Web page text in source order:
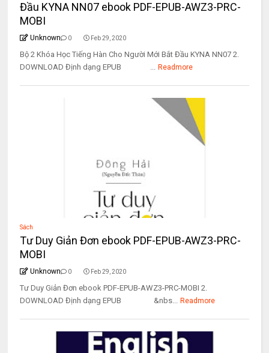
Đầu KYNA NN07 ebook PDF-EPUB-AWZ3-PRC-
MOBI
Unknown 0 Feb 29, 2020
Bộ 2 Khóa Học Tiếng Hàn Cho Người Mới Bắt Đầu KYNA NN07 2.
DOWNLOAD Định dạng EPUB ... Readmore
Sách
Tư Duy Giản Đơn ebook PDF-EPUB-AWZ3-PRC-
MOBI
Unknown 0 Feb 29, 2020
Tư Duy Giản Đơn ebook PDF-EPUB-AWZ3-PRC-MOBI 2.
DOWNLOAD Định dạng EPUB &nbs... Readmore